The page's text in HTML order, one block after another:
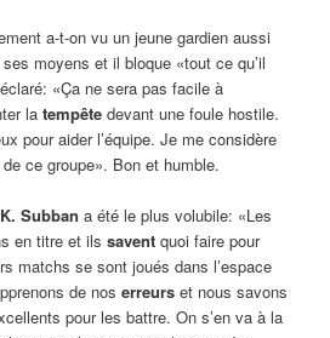
a-t-on vu un jeune gardien aussi
moyens et il bloque «tout ce qu’il
«Ça ne sera pas facile à
latempête devant une foule hostile.
pour aider l’équipe. Je me considère
ce groupe». Bon et humble.
Subban a été le plus volubile: «Les
en titre et ilssavent quoi faire pour
matchs se sont joués dans l’espace
de noserreurs et nous savons
pour les battre. On s’en va à la